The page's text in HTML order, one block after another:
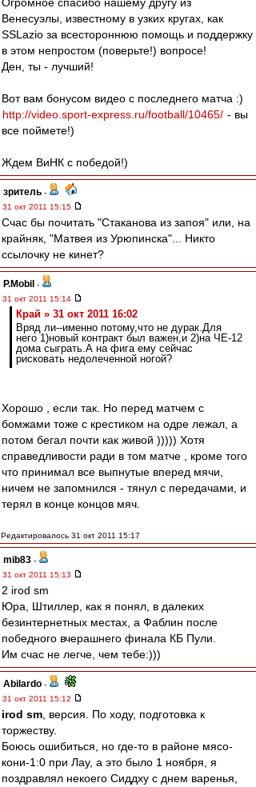
Венесуэлы, известному в узких кругах, как
SSLazio за всестороннюю помощь и поддержку
в этом непростом (поверьте!) вопросе!
Ден, ты - лучший!
Вот вам бонусом видео с последнего матча :)
http://video.sport-express.ru/football/10465/ - вы
все поймете!)
Ждем ВиНК с победой!)
зpитель -
31 окт 2011 15:15
Счас бы почитать "Стаканова из запоя" или, на
крайняк, "Матвея из Урюпинска"... Никто
ссылочку не кинет?
P.Mobil -
31 окт 2011 15:14
Край » 31 окт 2011 16:02
Вряд ли--именно потому,что не дурак.Для
него 1)новый контракт был важен,и 2)на ЧЕ-12
дома сыграть.А на фига ему сейчас
рисковать недолеченной ногой?
Хорошо , если так. Но перед матчем с
бомжами тоже с крестиком на одре лежал, а
потом бегал почти как живой ))))) Хотя
справедливости ради в том матче , кроме того
что принимал все выпнутые вперед мячи,
ничем не запомнился - тянул с передачами, и
терял в конце концов мяч.
Редактировалось 31 окт 2011 15:17
mib83 -
31 окт 2011 15:13
2 irod sm
Юра, Штиллер, как я понял, в далеких
безинтернетных местах, а Фаблин после
победного вчерашнего финала КБ Пули.
Им счас не легче, чем тебе:)))
Abilardo -
31 окт 2011 15:12
irod sm , версия. По ходу, подготовка к
торжеству.
Боюсь ошибиться, но где-то в районе мясо-
кони-1:0 при Лау, а это было 1 ноября, я
поздравлял некоего Сиддху с днем варенья,